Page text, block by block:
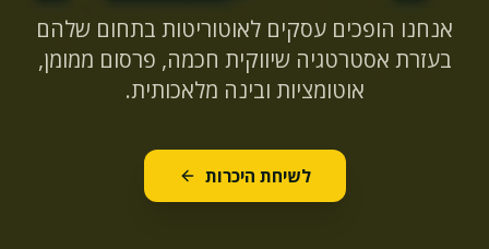
אנחנו הופכים עסקים לאוטוריטות בתחום שלהם
בעזרת אסטרטגיה שיווקית חכמה, פרסום ממומן,
אוטומציות ובינה מלאכותית.
לשיחת היכרות